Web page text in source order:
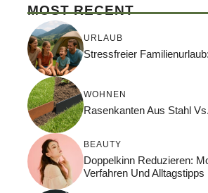
MOST RECENT
URLAUB
Stressfreier
WOHNEN
Rasenkanten Aus Stahl
BEAUTY
Doppelkinn Reduzieren:
Verfahren Und Alltagstipps